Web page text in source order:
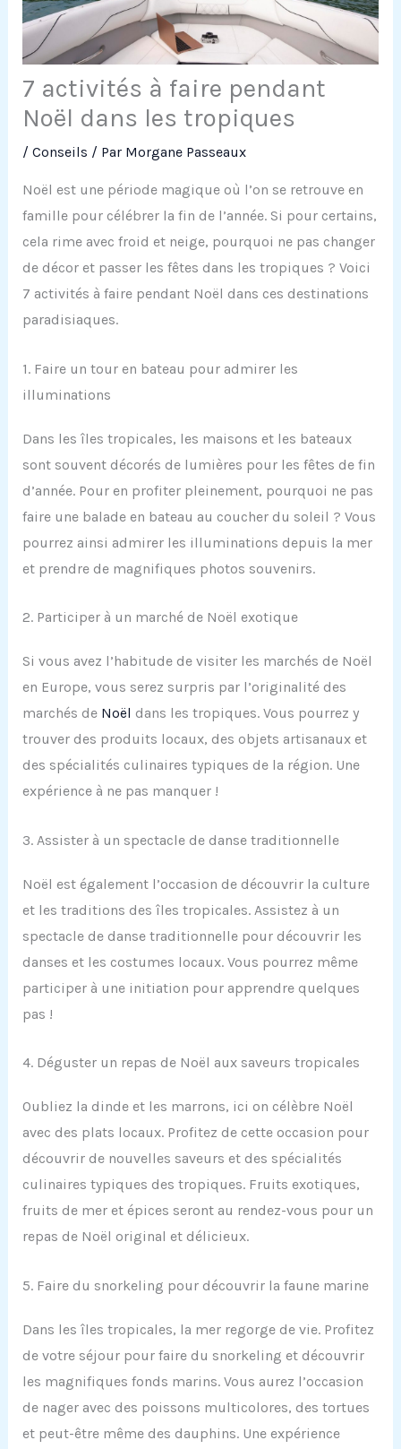
7 activités à faire pendant
Noël dans les tropiques
/ Conseils / Par Morgane Passeaux
Noël est une période magique où l’on se retrouve en
famille pour célébrer la fin de l’année. Si pour certains,
cela rime avec froid et neige, pourquoi ne pas changer
de décor et passer les fêtes dans les tropiques ? Voici
7 activités à faire pendant Noël dans ces destinations
paradisiaques.
1. Faire un tour en bateau pour admirer les
illuminations
Dans les îles tropicales, les maisons et les bateaux
sont souvent décorés de lumières pour les fêtes de fin
d’année. Pour en profiter pleinement, pourquoi ne pas
faire une balade en bateau au coucher du soleil ? Vous
pourrez ainsi admirer les illuminations depuis la mer
et prendre de magnifiques photos souvenirs.
2. Participer à un marché de Noël exotique
Si vous avez l’habitude de visiter les marchés de Noël
en Europe, vous serez surpris par l’originalité des
marchés de Noël dans les tropiques. Vous pourrez y
trouver des produits locaux, des objets artisanaux et
des spécialités culinaires typiques de la région. Une
expérience à ne pas manquer !
3. Assister à un spectacle de danse traditionnelle
Noël est également l’occasion de découvrir la culture
et les traditions des îles tropicales. Assistez à un
spectacle de danse traditionnelle pour découvrir les
danses et les costumes locaux. Vous pourrez même
participer à une initiation pour apprendre quelques
pas !
4. Déguster un repas de Noël aux saveurs tropicales
Oubliez la dinde et les marrons, ici on célèbre Noël
avec des plats locaux. Profitez de cette occasion pour
découvrir de nouvelles saveurs et des spécialités
culinaires typiques des tropiques. Fruits exotiques,
fruits de mer et épices seront au rendez-vous pour un
repas de Noël original et délicieux.
5. Faire du snorkeling pour découvrir la faune marine
Dans les îles tropicales, la mer regorge de vie. Profitez
de votre séjour pour faire du snorkeling et découvrir
les magnifiques fonds marins. Vous aurez l’occasion
de nager avec des poissons multicolores, des tortues
et peut-être même des dauphins. Une expérience